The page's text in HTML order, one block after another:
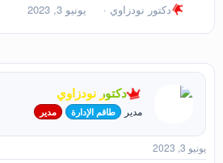
ب
د
ا
م
و
ع
دكتور نودزاوي
ت
ر
خ
ل
ب
د
ء
يونيو 3, 2023
دكتور نودزاوي
مدير طاقم الإدارة مدير
يونيو 3, 2023